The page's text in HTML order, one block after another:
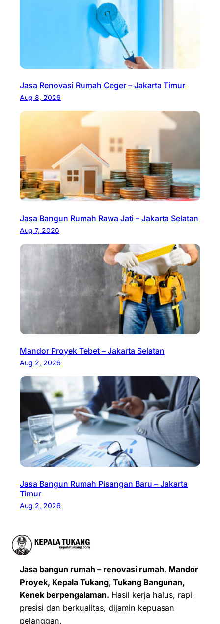
Jasa Renovasi Rumah Ceger – Jakarta Timur
Aug 8, 2026
Jasa Bangun Rumah Rawa Jati – Jakarta Selatan
Aug 7, 2026
Mandor Proyek Tebet – Jakarta Selatan
Aug 2, 2026
Jasa Bangun Rumah Pisangan Baru – Jakarta
Timur
Aug 2, 2026
Jasa bangun rumah – renovasi rumah. Mandor
Proyek, Kepala Tukang, Tukang Bangunan,
Kenek berpengalaman. Hasil kerja halus, rapi,
presisi dan berkualitas, dijamin kepuasan
pelanggan.